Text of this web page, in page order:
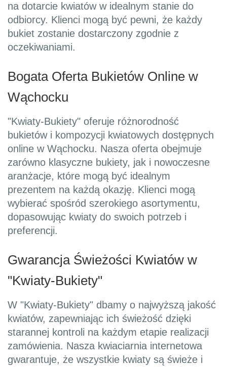
na dotarcie kwiatów w idealnym stanie do
odbiorcy. Klienci mogą być pewni, że każdy
bukiet zostanie dostarczony zgodnie z
oczekiwaniami.
Bogata Oferta Bukietów Online w
Wąchocku
"Kwiaty-Bukiety" oferuje różnorodność
bukietów i kompozycji kwiatowych dostępnych
online w Wąchocku. Nasza oferta obejmuje
zarówno klasyczne bukiety, jak i nowoczesne
aranżacje, które mogą być idealnym
prezentem na każdą okazję. Klienci mogą
wybierać spośród szerokiego asortymentu,
dopasowując kwiaty do swoich potrzeb i
preferencji.
Gwarancja Świeżości Kwiatów w
"Kwiaty-Bukiety"
W "Kwiaty-Bukiety" dbamy o najwyższą jakość
kwiatów, zapewniając ich świeżość dzięki
starannej kontroli na każdym etapie realizacji
zamówienia. Nasza kwiaciarnia internetowa
gwarantuje, że wszystkie kwiaty są świeże i